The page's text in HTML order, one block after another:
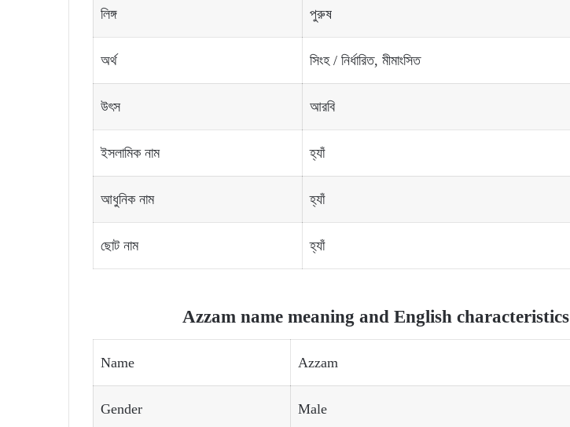
লিঙ্গ পুরুষ
অর্থ সিংহ / নির্ধারিত, মীমাংসিত
উৎস আরবি
ইসলামিক নাম হ্যাঁ
আধুনিক নাম হ্যাঁ
ছোট নাম হ্যাঁ
Azzam name meaning and English characteristics
Name Azzam
Gender Male